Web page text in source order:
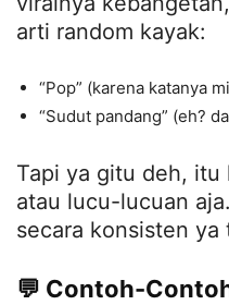
arti random kayak:
“Pop” (karena katanya
“Sudut pandang” (eh?
Tapi ya gitu deh,
atau lucu-lucuan
secara konsisten
💬 Contoh-